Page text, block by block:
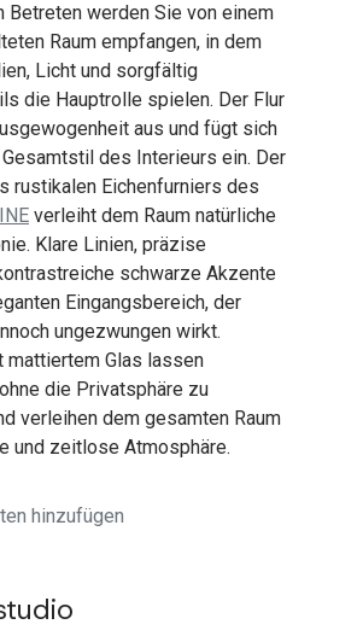
Betreten werden Sie von einem
Raum empfangen, in dem
Licht und sorgfältig
die Hauptrolle spielen. Der Flur
aus und fügt sich
des Interieurs ein. Der
rustikalen Eichenfurniers des
verleiht dem Raum natürliche
Klare Linien, präzise
schwarze Akzente
Eingangsbereich, der
ungezwungen wirkt.
mattiertem Glas lassen
die Privatsphäre zu
verleihen dem gesamten Raum
und zeitlose Atmosphäre.
hinzufügen